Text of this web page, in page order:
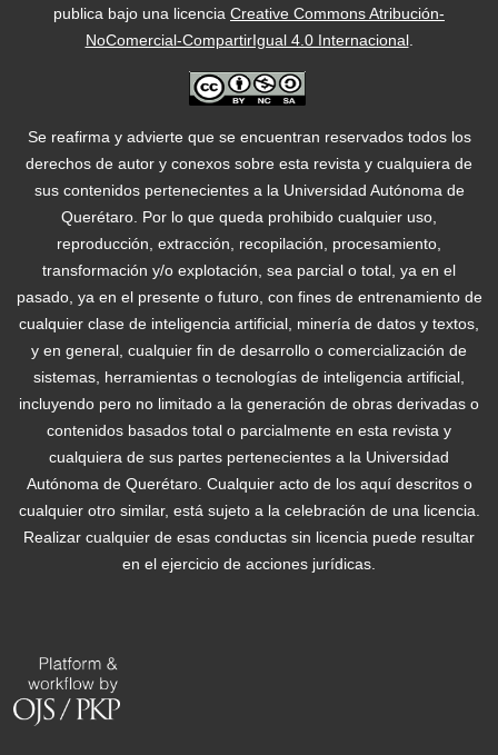
publica bajo una licencia Creative Commons Atribución-
NoComercial-CompartirIgual 4.0 Internacional.
Se reafirma y advierte que se encuentran reservados todos los
derechos de autor y conexos sobre esta revista y cualquiera de
sus contenidos pertenecientes a la Universidad Autónoma de
Querétaro. Por lo que queda prohibido cualquier uso,
reproducción, extracción, recopilación, procesamiento,
transformación y/o explotación, sea parcial o total, ya en el
pasado, ya en el presente o futuro, con fines de entrenamiento de
cualquier clase de inteligencia artificial, minería de datos y textos,
y en general, cualquier fin de desarrollo o comercialización de
sistemas, herramientas o tecnologías de inteligencia artificial,
incluyendo pero no limitado a la generación de obras derivadas o
contenidos basados total o parcialmente en esta revista y
cualquiera de sus partes pertenecientes a la Universidad
Autónoma de Querétaro. Cualquier acto de los aquí descritos o
cualquier otro similar, está sujeto a la celebración de una licencia.
Realizar cualquier de esas conductas sin licencia puede resultar
en el ejercicio de acciones jurídicas.